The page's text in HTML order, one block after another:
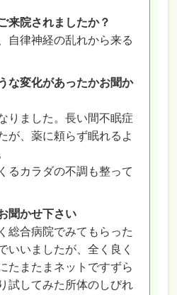
来院されましたか？
自律神経の乱れから来る
な変化があったかお聞か
りました。長い間不眠症
が、薬に頼らず眠れるよ
るカラダの不調も整って
聞かせ下さい
総合病院でみてもらった
いいましたが、全く良く
たまたまネットですずら
試してみた所体のしびれ